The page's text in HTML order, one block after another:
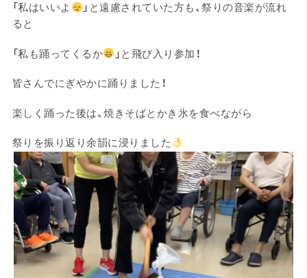
「私はいいよ
」と遠慮されていた方も、祭りの音楽が流れ
ると
「私も踊ってくるか 」と飛び入り参加！
皆さんでにぎやかに踊りました！
楽しく踊った後は、焼きそばとかき氷を食べながら
祭りを振り返り余韻に浸りました